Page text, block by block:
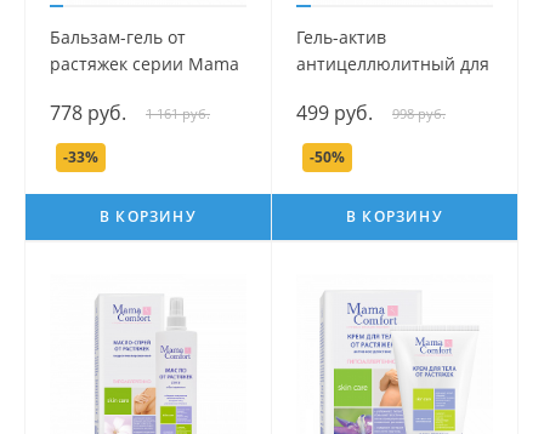
Бальзам-гель от
растяжек серии Mama
778 руб. 1 161 руб.
-33%
В КОРЗИНУ
Гель-актив
антицеллюлитный для
Com.fort, 100 мл.
499 руб. 998 руб.
-50%
В КОРЗИНУ